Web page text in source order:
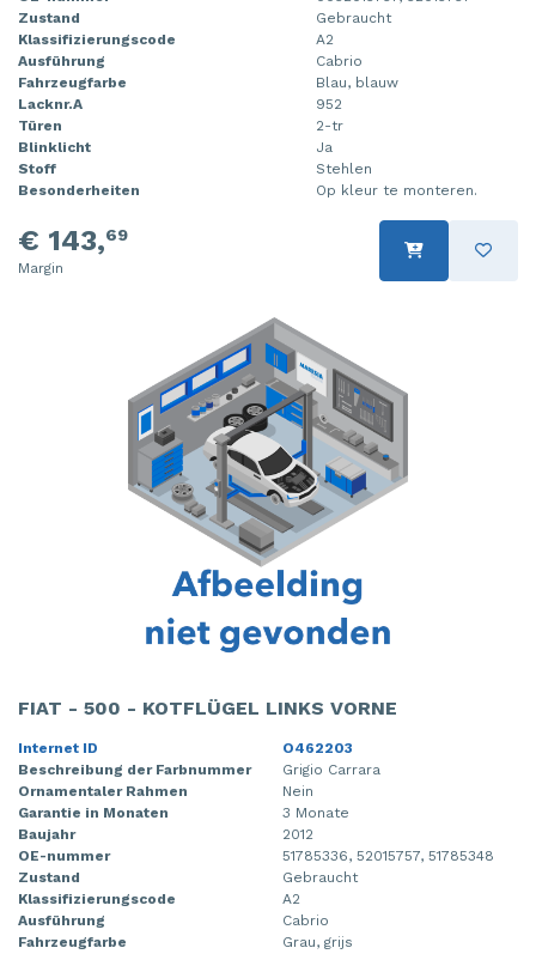
Zustand
Gebraucht
Klassifizierungscode
A2
Ausführung
Cabrio
Fahrzeugfarbe
Blau, blauw
Lacknr.A
952
Türen
2-tr
Blinklicht
Ja
Stoff
Stehlen
Besonderheiten
Op kleur te monteren.
€ 143,69
Margin
FIAT - 500 - KOTFLÜGEL LINKS VORNE
Internet ID
O462203
Beschreibung der Farbnummer
Grigio Carrara
Ornamentaler Rahmen
Nein
Garantie in Monaten
3 Monate
Baujahr
2012
OE-nummer
51785336, 52015757, 51785348
Zustand
Gebraucht
Klassifizierungscode
A2
Ausführung
Cabrio
Fahrzeugfarbe
Grau, grijs
Steuergerät Motormanagement
Steuergerät Motormanagement
Stoßdämpferstrebe links vorne
Stoßdämpferstrebe rechts vorne
Turbo
Tür 2-türig links
Tür 4-türig links hinten
Tür 4-türig links vorne
Tür 4-türig rechts hinten
Tür 4-türig rechts vorne